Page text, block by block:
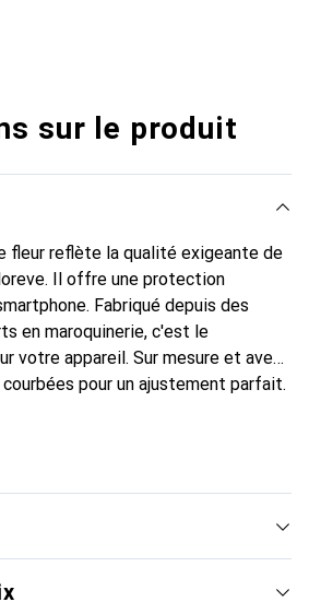
sur le produit
fleur reflète la qualité exigeante de
Il offre une protection
Fabriqué depuis des
en maroquinerie, c'est le
votre appareil. Sur mesure et avec
pour un ajustement parfait.
Noreve est reconnue
pour le client exigeant.